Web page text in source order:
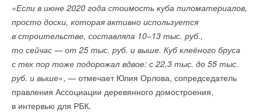
«Если в июне 2020 года стоимость куба пиломатериалов,
просто доски, которая активно используется
в строительстве, составляла 10–13 тыс. руб.,
то сейчас — от 25 тыс. руб. и выше. Куб клеёного бруса
с тех пор тоже подорожал вдвое: с 22,3 тыс. до 55 тыс.
руб. и выше», — отмечает Юлия Орлова, сопредседатель
правления Ассоциации деревянного домостроения,
в интервью для РБК.
Уведомления отключены
Комментарии
Добавить комментарий
Ваше имя *
Добавить комментарий
Ваше имя *
Ваш E-mail *